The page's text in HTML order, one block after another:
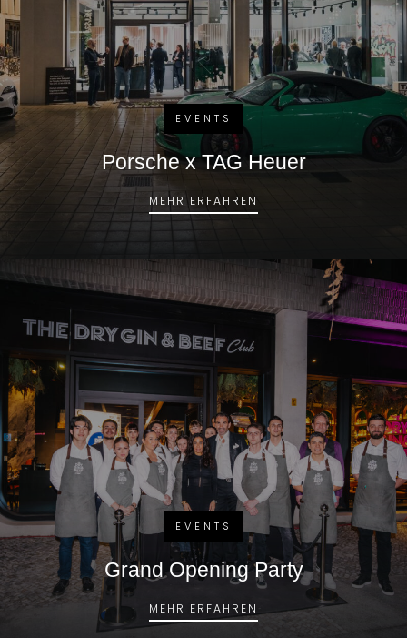
EVENTS
Porsche x TAG Heuer
MEHR ERFAHREN
EVENTS
Grand Opening Party
MEHR ERFAHREN GRAND OPENING